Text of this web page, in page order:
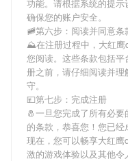
功能。请根据系统的提示
确保您的账户安全。
🚞第六步：阅读并同意条
⛰在注册过程中， 大红
您阅读。这些条款包括
册之前，请仔细阅读并
守。
💴第七步：完成注册
🧂一旦您完成了所有必
的条款，恭喜您！您已经
现在，您可以畅享大红鹰
激的游戏体验以及其他令